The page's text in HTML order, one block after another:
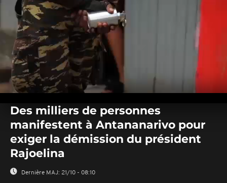
seconds
seconds
Des milliers de personnes
manifestent à Antananarivo pour
exiger la démission du président
Rajoelina
Dernière MAJ: 21/10 - 08:10